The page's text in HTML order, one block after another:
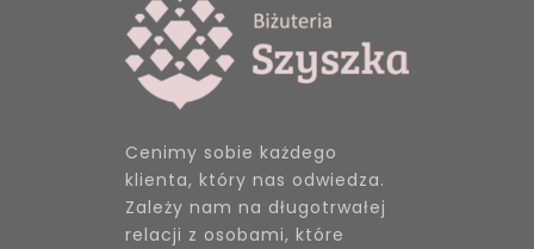
Cenimy sobie każdego
klienta, który nas odwiedza.
Zależy nam na długotrwałej
relacji z osobami, które